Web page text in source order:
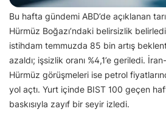
Bu hafta gündemi ABD’de açıklanan
Hürmüz Boğazı’ndaki belirsizlik belirledi.
istihdam temmuzda 85 bin artış
azaldı; işsizlik oranı %4,1’e geriledi.
Hürmüz görüşmeleri ise petrol
yol açtı. Yurt içinde BIST 100 geçen
baskısıyla zayıf bir seyir izledi.